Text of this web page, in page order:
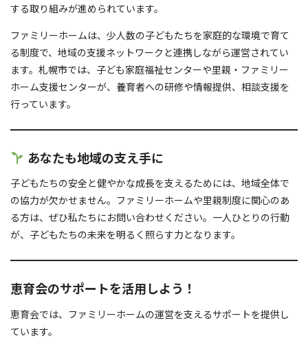
する取り組みが進められています。
ファミリーホームは、少人数の子どもたちを家庭的な環境で育て
る制度で、地域の支援ネットワークと連携しながら運営されてい
ます。札幌市では、子ども家庭福祉センターや里親・ファミリー
ホーム支援センターが、養育者への研修や情報提供、相談支援を
行っています。
あなたも地域の支え手に
子どもたちの安全と健やかな成長を支えるためには、地域全体で
の協力が欠かせません。ファミリーホームや里親制度に関心のあ
る方は、ぜひ私たちにお問い合わせください。一人ひとりの行動
が、子どもたちの未来を明るく照らす力となります。
恵育会のサポートを活用しよう！
恵育会では、ファミリーホームの運営を支えるサポートを提供し
ています。